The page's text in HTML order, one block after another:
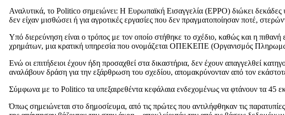
Αναλυτικά, το Politico σημειώνει: Η Ευρωπαϊκή Εισαγγελία (EPPO) διώκει δεκάδες
δεν είχαν μισθώσει ή για αγροτικές εργασίες που δεν πραγματοποίησαν ποτέ,
Υπό διερεύνηση είναι ο τρόπος με τον οποίο στήθηκε το σχέδιο, καθώς και η
χρημάτων, μια κρατική υπηρεσία που ονομάζεται ΟΠΕΚΕΠΕ (Οργανισμός
Ενώ οι επιτήδειοι έχουν ήδη προσαχθεί στα δικαστήρια, δεν έχουν απαγγελθεί
αναλάβουν δράση για την εξάρθρωση του σχεδίου, απομακρύνονταν από τον
Σύμφωνα με το Politico τα υπεξαιρεθέντα κεφάλαια ενδεχομένως να φτάνουν τα 45
Όπως σημειώνεται στο δημοσίευμα, από τις πρώτες που αντιλήφθηκαν τις